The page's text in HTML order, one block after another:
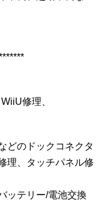
修理、
どのドックコネクタ
理、タッチパネル修
ッテリー/電池交換